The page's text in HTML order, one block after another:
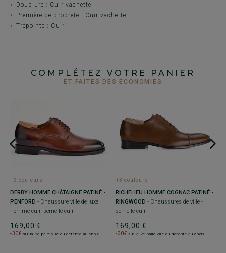
Doublure : Cuir vachette
Première de propreté : Cuir vachette
Trépointe : Cuir
COMPLÉTEZ VOTRE PANIER
ET FAITES DES ÉCONOMIES
+3 couleurs
DERBY HOMME CHÂTAIGNE PATINÉ -
PENFORD - Chaussure ville de luxe
homme cuir, semelle cuir
169,00 €
-30€ sur la 2e paire ville ou détente au choix
+3 couleurs
RICHELIEU HOMME COGNAC PATINÉ -
RINGWOOD - Chaussures de ville -
semelle cuir
169,00 €
-30€ sur la 2e paire ville ou détente au choix